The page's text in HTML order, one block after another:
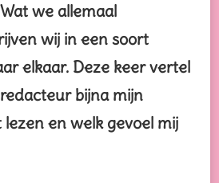
we allemaal
wij in een soort
elkaar. Deze keer vertel
bijna mijn
en welk gevoel mij